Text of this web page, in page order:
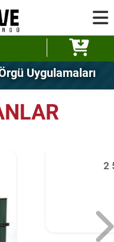
Uygulamaları
EKLE